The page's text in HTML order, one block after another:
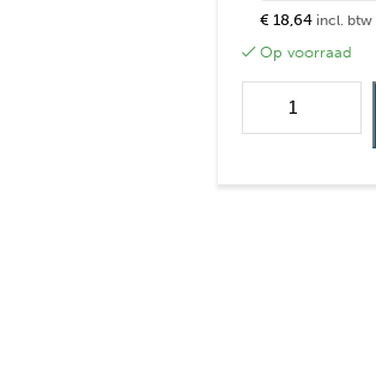
€ 18,64 incl. btw
Op voorraad
Veerust Super
aantal